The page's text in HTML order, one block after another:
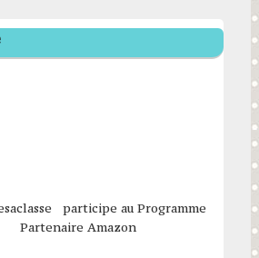
participe au Programme
Partenaire Amazon